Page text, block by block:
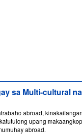
sa Multi-cultural
abroad,
upang
abroad.